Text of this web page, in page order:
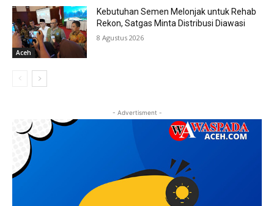
Aceh
Kebutuhan Semen Melonjak untuk Rehab
Rekon, Satgas Minta Distribusi Diawasi
8 Agustus 2026
- Advertisment -